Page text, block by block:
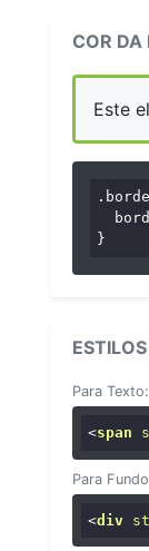
COR DA
Este
}
Para Texto:
<span
Para
<div